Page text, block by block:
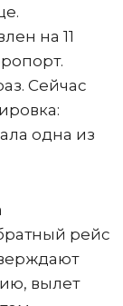
на 11
Сейчас
одна из
рейс
вылет